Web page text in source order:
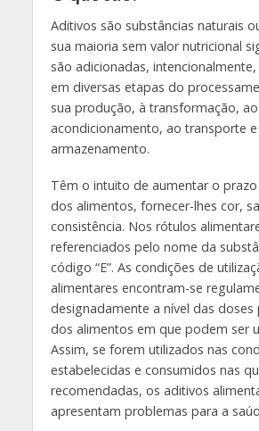
Aditivos são substâncias naturais
sua maioria sem valor nutricional
são adicionadas,
em diversas etapas do
sua produção, à transformação, ao
acondicionamento, ao transporte
armazenamento.
Têm o intuito de aumentar o
dos alimentos, fornecer-lhes cor,
consistência. Nos rótulos
referenciados pelo nome da
código “E”. As condições de
alimentares encontram-se
designadamente a nível das doses
dos alimentos em que podem ser
Assim, se forem utilizados nas
estabelecidas e consumidos nas
recomendadas, os aditivos
apresentam problemas para a